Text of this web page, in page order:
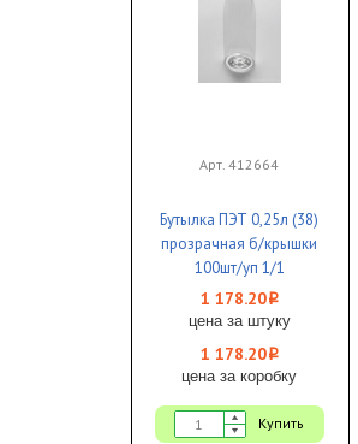
Арт. 412664
Бутылка ПЭТ 0,25л (38)
прозрачная б/крышки
100шт/уп 1/1
1 178.20i
цена за штуку
1 178.20i
цена за коробку
Купить